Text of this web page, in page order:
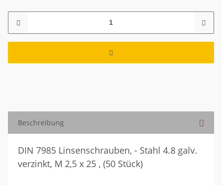
Beschreibung
DIN 7985 Linsenschrauben, - Stahl 4.8 galv.
verzinkt, M 2,5 x 25 , (50 Stück)